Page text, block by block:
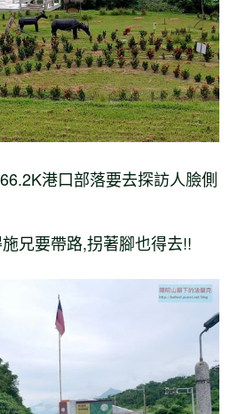
港口部落要去探訪人臉側
兄要帶路,拐著腳也得去!!